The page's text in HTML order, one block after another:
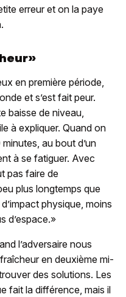
erreur et on la paye
en première période,
et s’est fait peur.
baisse de niveau,
à expliquer. Quand on
au bout d’un
à se fatiguer. Avec
pas faire de
plus longtemps que
physique, moins
d’espace.»
l’adversaire nous
en deuxième mi-
des solutions. Les
fait la différence, mais il